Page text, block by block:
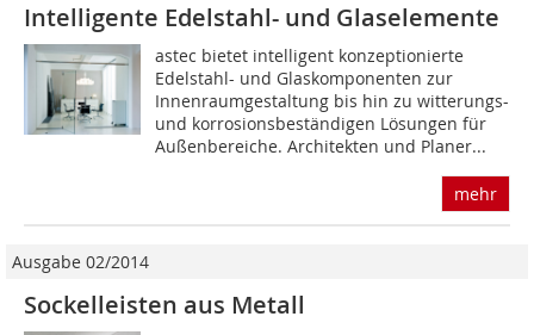
Intelligente Edelstahl- und Glaselemente
astec bietet intelligent konzeptionierte
Edelstahl- und Glaskomponenten zur
Innenraumgestaltung bis hin zu witterungs-
und korrosionsbeständigen Lösungen für
Außenbereiche. Architekten und Planer...
mehr
Ausgabe 02/2014
Sockelleisten aus Metall